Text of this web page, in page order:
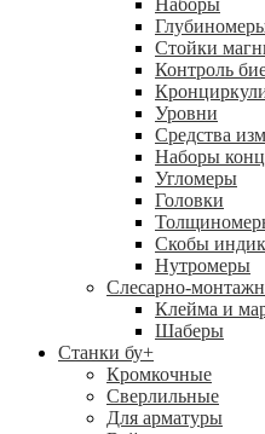
Наборы
Стойки
Контроль
Уровни
Средства
Наборы
Угломеры
Головки
Скобы
Нутромеры
Слесарно-
Клейма и
Шаберы
Станки бу+
Кромкочные
Сверлильные
Для арматуры